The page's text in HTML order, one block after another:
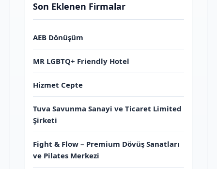
Son Eklenen Firmalar
AEB Dönüşüm
MR LGBTQ+ Friendly Hotel
Hizmet Cepte
Tuva Savunma Sanayi ve Ticaret Limited
Şirketi
Fight & Flow – Premium Dövüş Sanatları
ve Pilates Merkezi